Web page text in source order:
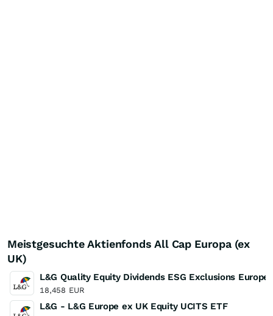
Meistgesuchte Aktienfonds All Cap Europa (ex
UK)
L&G Quality Equity Dividends ESG Exclusions Europe
18,458 EUR
L&G - L&G Europe ex UK Equity UCITS ETF